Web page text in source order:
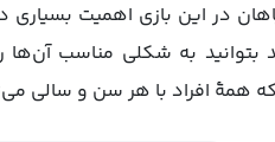
در این بازی اهمیت بسیاری
همۀ افراد با هر سن و سالی